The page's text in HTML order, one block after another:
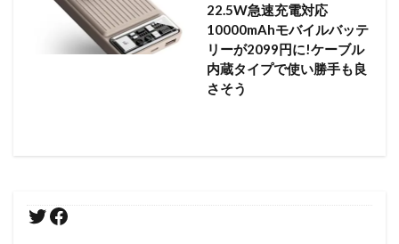
22.5W急速充電対応
10000mAhモバイルバッテ
リーが2099円に!ケーブル
内蔵タイプで使い勝手も良
さそう